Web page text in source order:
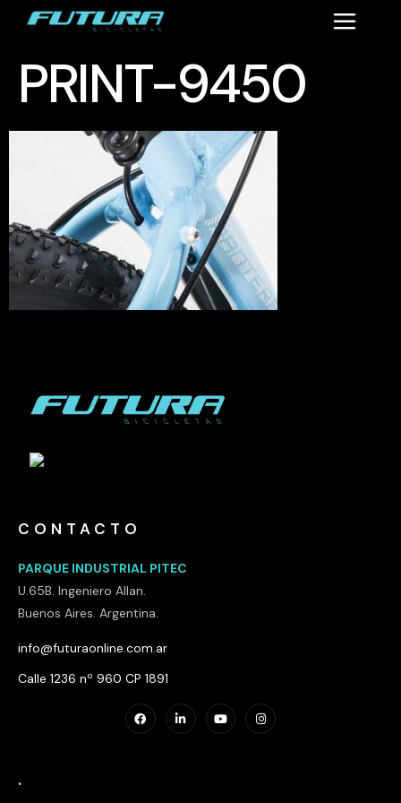
PRINT-9450
CONTACTO
PARQUE INDUSTRIAL PITEC
U.65B. Ingeniero Allan.
Buenos Aires. Argentina.
info@futuraonline.com.ar
Calle 1236 nº 960 CP 1891
.